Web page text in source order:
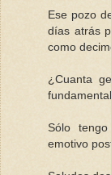
Ese pozo
días atrás
como
¿Cuanta
Sólo
emotivo